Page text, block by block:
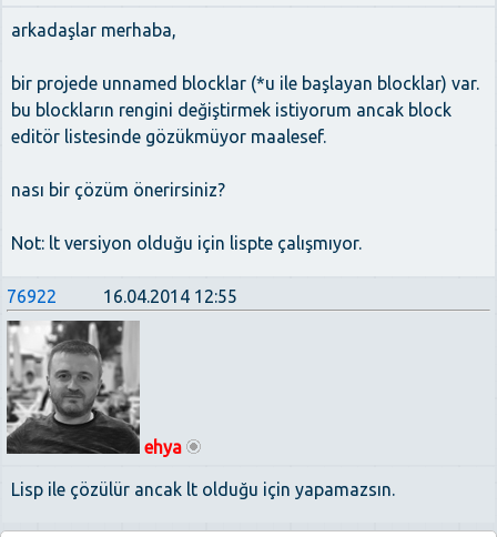
arkadaşlar merhaba,
bir projede unnamed blocklar (*u ile başlayan blocklar) var.
bu blockların rengini değiştirmek istiyorum ancak block
editör listesinde gözükmüyor maalesef.
nası bir çözüm önerirsiniz?
Not: lt versiyon olduğu için lispte çalışmıyor.
76922 16.04.2014 12:55
ehya
Lisp ile çözülür ancak lt olduğu için yapamazsın.